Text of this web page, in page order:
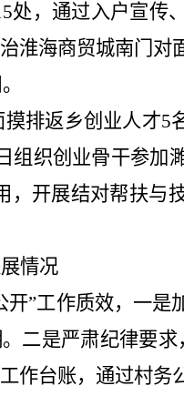
处，通过入户宣传
淮海商贸城南门对
排返乡创业人才5
日组织创业骨干参加
开展结对帮扶与
情况
开”工作质效，一是
二是严肃纪律要求
工作台账，通过村务